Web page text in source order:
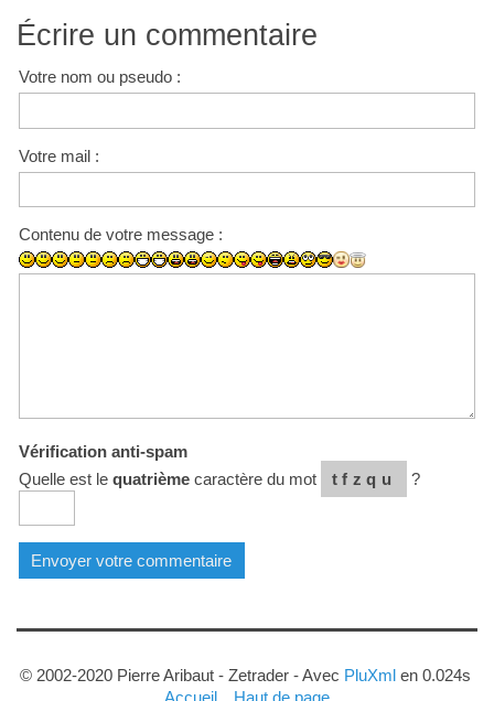
Écrire un commentaire
Votre nom ou pseudo :
Votre mail :
Contenu de votre message :
Vérification anti-spam
Quelle est le quatrièmecaractère du mot tfzqu ?
© 2002-2020 Pierre Aribaut - Zetrader - Avec PluXmlen 0.024s
Accueil
Haut de page